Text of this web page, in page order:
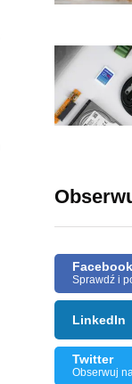
Facebook
Sprawdź i
LinkedIn
Twitter
Obserwuj